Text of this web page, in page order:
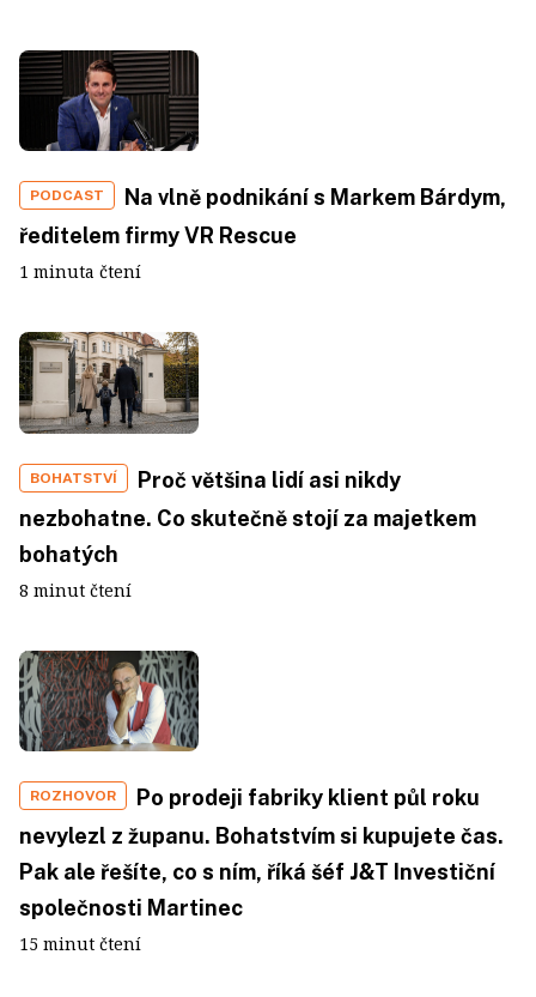
PODCAST
Na vlně podnikání s Markem Bárdym,
ředitelem firmy VR Rescue
1 minuta čtení
BOHATSTVÍ
Proč většina lidí asi nikdy
nezbohatne. Co skutečně stojí za majetkem
bohatých
8 minut čtení
ROZHOVOR
Po prodeji fabriky klient půl roku
nevylezl z županu. Bohatstvím si kupujete čas.
Pak ale řešíte, co s ním, říká šéf J&T Investiční
společnosti Martinec
15 minut čtení